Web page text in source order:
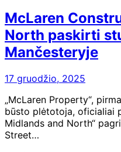
McLaren
North paskirti
Mančesteryje
17 gruodžio, 2025
„McLaren Property“,
būsto plėtotoja, oficialiai
Midlands and North“
Street…